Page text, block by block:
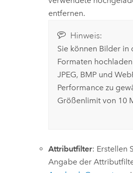
entfernen.
Hinweis:
Sie können Bilder in
Formaten
JPEG, BMP und
Performance zu
Größenlimit von 10
Attributfilter: Erstellen
Angabe der